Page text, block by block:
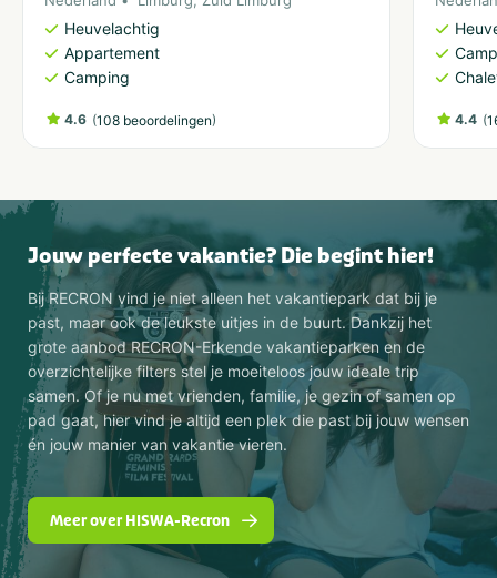
Heuvelachtig
Appartement
Camping
4.6 (108 beoordelingen) 4.4 (
Jouw perfecte vakantie? Die begint hier!
Bij RECRON vind je niet alleen het vakantiepark dat bij je
past, maar ook de leukste uitjes in de buurt. Dankzij het
grote aanbod RECRON-Erkende vakantieparken en de
overzichtelijke filters stel je moeiteloos jouw ideale trip
samen. Of je nu met vrienden, familie, je gezin of samen op
pad gaat, hier vind je altijd een plek die past bij jouw wensen
én jouw manier van vakantie vieren.
Meer over HISWA-Recron